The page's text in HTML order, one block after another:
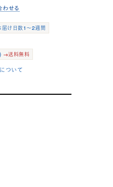
届け日数1～2週間
→送料無料
ついて